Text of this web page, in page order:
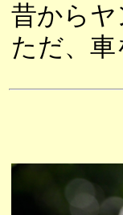
昔から
ただ、